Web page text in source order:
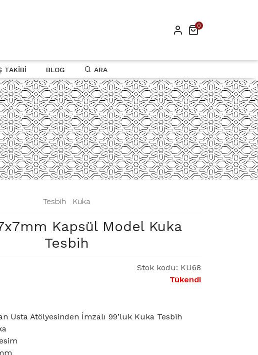
0
TAKIBI BLOG ARA
Tesbih Kuka|
Kapsül Model Kuka
Tesbih
Stok kodu: KU68
Tükendi
Usta Atölyesinden İmzalı 99’luk Kuka Tesbih